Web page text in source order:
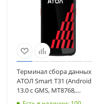
Терминал сбора данных
АТОЛ Smart T31 (Android
13.0 с GMS, MT8768,
4/64Gb) (61364)